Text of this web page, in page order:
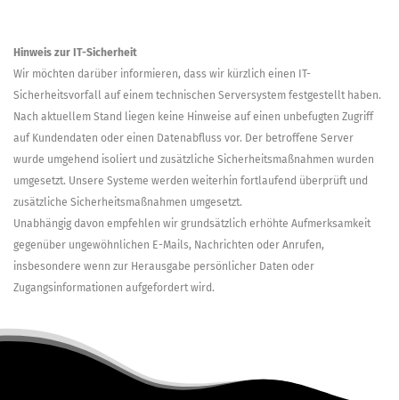
Hinweis zur IT-Sicherheit
Wir möchten darüber informieren, dass wir kürzlich einen IT-
Sicherheitsvorfall auf einem technischen Serversystem festgestellt haben.
Nach aktuellem Stand liegen keine Hinweise auf einen unbefugten Zugriff
auf Kundendaten oder einen Datenabfluss vor. Der betroffene Server
wurde umgehend isoliert und zusätzliche Sicherheitsmaßnahmen wurden
umgesetzt. Unsere Systeme werden weiterhin fortlaufend überprüft und
zusätzliche Sicherheitsmaßnahmen umgesetzt.
Unabhängig davon empfehlen wir grundsätzlich erhöhte Aufmerksamkeit
gegenüber ungewöhnlichen E-Mails, Nachrichten oder Anrufen,
insbesondere wenn zur Herausgabe persönlicher Daten oder
Zugangsinformationen aufgefordert wird.